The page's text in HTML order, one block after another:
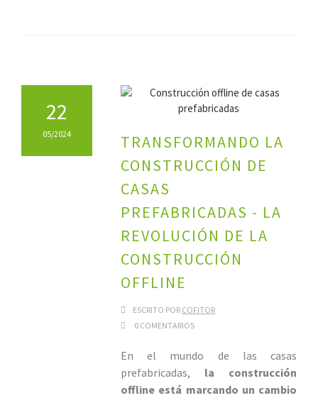
22
05/2024
TRANSFORMANDO LA
CONSTRUCCIÓN DE
CASAS
PREFABRICADAS - LA
REVOLUCIÓN DE LA
CONSTRUCCIÓN
OFFLINE
ESCRITO POR COFITOR
0 COMENTARIOS
En el mundo de las casas
prefabricadas, la construcción
offline está marcando un cambio